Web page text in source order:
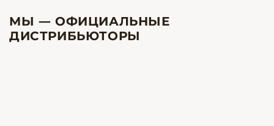
МЫ — ОФИЦИАЛЬНЫЕ
ДИСТРИБЬЮТОРЫ